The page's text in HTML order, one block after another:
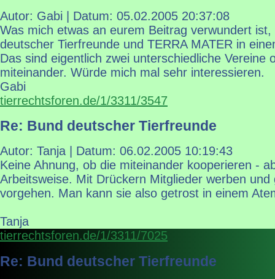
Autor: Gabi | Datum: 05.02.2005 20:37:08
Was mich etwas an eurem Beitrag verwundert
deutscher Tierfreunde und TERRA MATER in
Das sind eigentlich zwei unterschiedliche Vereine
miteinander. Würde mich mal sehr interessieren.
Gabi
tierrechtsforen.de/1/3311/3547
Re: Bund deutscher Tierfreunde
Autor: Tanja | Datum: 06.02.2005 10:19:43
Keine Ahnung, ob die miteinander kooperieren -
Arbeitsweise. Mit Drückern Mitglieder werben und
vorgehen. Man kann sie also getrost in einem
Tanja
tierrechtsforen.de/1/3311/7025
Re: Bund deutscher Tierfreunde